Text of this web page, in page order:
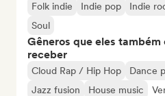
Folk indie
Indie pop Indie
Soul
Gêneros que eles também
receber
Cloud Rap / Hip Hop Dance
Jazz fusion
House music